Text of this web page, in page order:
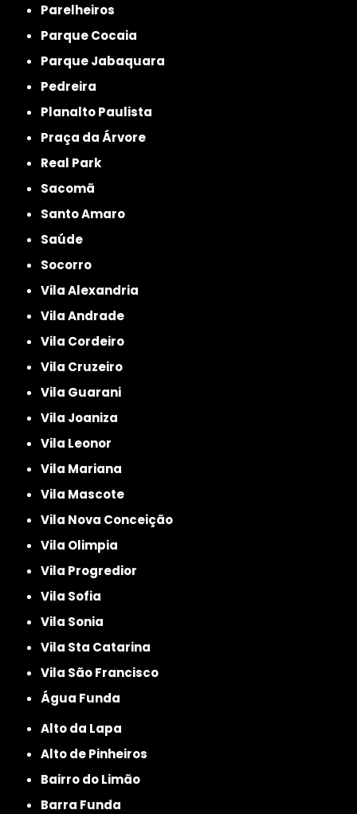
Parelheiros
Parque Cocaia
Parque Jabaquara
Pedreira
Planalto Paulista
Praça da Árvore
Real Park
Sacomã
Santo Amaro
Saúde
Socorro
Vila Alexandria
Vila Andrade
Vila Cordeiro
Vila Cruzeiro
Vila Guarani
Vila Joaniza
Vila Leonor
Vila Mariana
Vila Mascote
Vila Nova Conceição
Vila Olimpia
Vila Progredior
Vila Sofia
Vila Sonia
Vila Sta Catarina
Vila São Francisco
Água Funda
Alto da Lapa
Alto de Pinheiros
Bairro do Limão
Barra Funda